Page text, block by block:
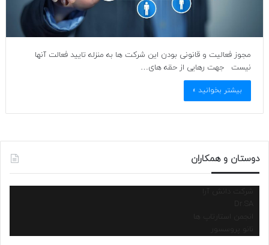
مجوز فعالیت و قانونی بودن این شرکت ها به منزله تایید فعالت آنها
نیست جهت رهایی از حقه های…
بیشتر بخوانید »
دوستان و همکاران
شرکت دانش آرا
انجمن استارتاپ ها
نانو پروسسور